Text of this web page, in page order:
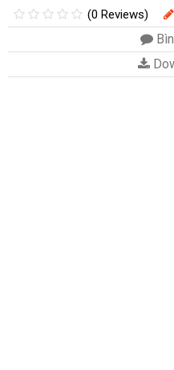
(0 Reviews)